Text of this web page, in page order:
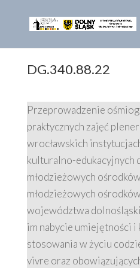
DG.340.88.22
Przeprowadzenie
praktycznych zajęć
wrocławskich
kulturalno-edukacyjnych
młodzieżowych
młodzieżowych
województwa
im nabycie umiejętności
stosowania w życiu
vivre oraz